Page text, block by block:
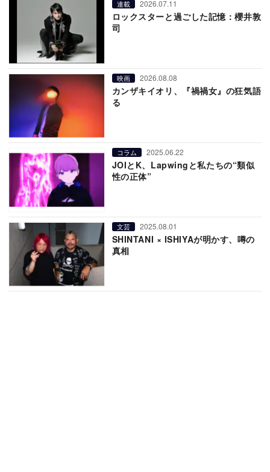
連載 2026.07.11
ロックスターと過ごした記憶：櫻井敦
司
映画 2026.08.08
カンザキイオリ、『禍禍女』の狂気語
る
コラム 2025.06.22
JOIとK、Lapwingと私たちの“類似
性の正体”
文芸 2025.08.01
SHINTANI × ISHIYAが明かす、噂の
真相